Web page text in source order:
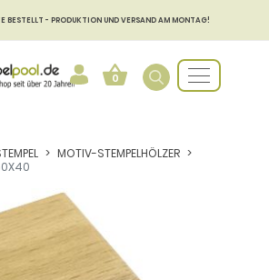
BESTELLT - PRODUKTION UND VERSAND AM MONTAG!
0
MOTIV-STEMPELHÖLZER